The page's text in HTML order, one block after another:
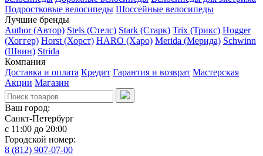
Подростковые велосипеды Шоссейные велосипеды
Лучшие бренды
Author (Автор) Stels (Стелс) Stark (Старк) Trix (Трикс) Hogger
(Хоггер) Horst (Хорст) HARO (Харо) Merida (Мерида) Schwinn
(Швин) Strida
Компания
Доставка и оплата Кредит Гарантия и возврат Мастерская
Акции Магазин
Ваш город:
Санкт-Петербург
с 11:00 до 20:00
Городской номер:
8 (812) 907-07-00